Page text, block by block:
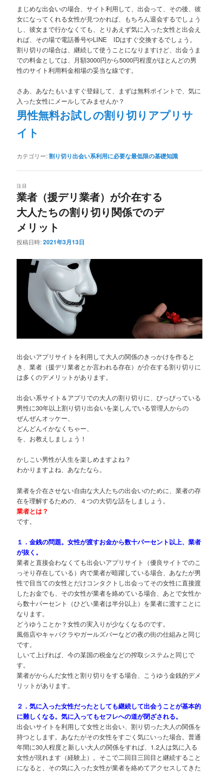
まじめな出会いの場合、サイト利用して、出会って、その後、彼
女になってくれる女性が見つかれば、もちろん退会するでしょう
し、彼女まで行かなくても、とりあえず気に入った女性と出会え
れば、その場で電話番号やLINE IDはすぐ交換するでしょう。
割り切りの場合は、継続して使うことになりますけど、出会うま
での料金としては、月額3000円から5000円程度がほとんどの男
性のサイト利用料金相場の妥当な線です。
さあ、あなたもいますぐ登録して、まずは無料ポイントで、気に
入った女性にメールしてみませんか？
男性無料お試しの割り切りアプリサ
イト
カテゴリー:割り切り出会い系利用に必要な最低限の基礎知識
業者（援デリ業者）が介在する
大人たちの割り切り関係でのデ
メリット
注目
投稿日時:2021年3月13日
出会いアプリサイトを利用して大人の関係のきっかけを作ると
き、業者（援デリ業者とか言われる存在）が介在する割り切りに
は多くのデメリットがあります。
出会い系サイト＆アプリでの大人の割り切りに、びっびっている
男性に30年以上割り切り出会いを楽しんでいる管理人からの
ぜんぜんオッケー、
どんどんイかなくちゃー、
を、お教えしましょう！
かしこい男性が人生を楽しめますよね？
わかりますよね、あなたなら。
業者を介在させない自由な大人たちの出会いのために、業者の存
在を理解するための、４つの大切な話をしましょう。
業者とは？
です。
１．金銭の問題。女性が渡すお金から数十パーセント以上、業者
が抜く。
業者と直接会わなくても出会いアプリサイト（優良サイトでのこ
っそり存在している）内で業者が暗躍している場合、あなたが男
性で目当ての女性とだけコンタクトし出会ってその女性に直接渡
したお金でも、その女性が業者を絡めている場合、あとで女性か
ら数十パーセント（ひどい業者は半分以上）を業者に渡すことに
なります。
どうゆうことか？女性の実入りが少なくなるのです。
風俗店やキャバクラやガールズバーなどの夜の街の仕組みと同じ
です。
しいて上げれば、今の某国の税金などの搾取システムと同じで
す。
業者がからんだ女性と割り切りをする場合、こうゆう金銭的デメ
リットがあります。
２．気に入った女性だったとしても継続して出会うことが基本的
に難しくなる。気に入ってもセフレへの道が閉ざされる。
出会いサイトを利用して女性と出会い、割り切った大人の関係を
持つとします。あなたがその女性をすごく気にいった場合。普通
年間に30人程度と新しい大人の関係をすれば、1.2人は気に入る
女性が現れます（経験上）。そこで二回目三回目と継続すること
になると、その気に入った女性が業者を絡めてアクセスしてきた